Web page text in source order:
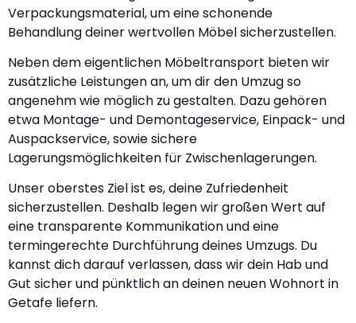
Verpackungsmaterial, um eine schonende
Behandlung deiner wertvollen Möbel sicherzustellen.
Neben dem eigentlichen Möbeltransport bieten wir
zusätzliche Leistungen an, um dir den Umzug so
angenehm wie möglich zu gestalten. Dazu gehören
etwa Montage- und Demontageservice, Einpack- und
Auspackservice, sowie sichere
Lagerungsmöglichkeiten für Zwischenlagerungen.
Unser oberstes Ziel ist es, deine Zufriedenheit
sicherzustellen. Deshalb legen wir großen Wert auf
eine transparente Kommunikation und eine
termingerechte Durchführung deines Umzugs. Du
kannst dich darauf verlassen, dass wir dein Hab und
Gut sicher und pünktlich an deinen neuen Wohnort in
Getafe liefern.